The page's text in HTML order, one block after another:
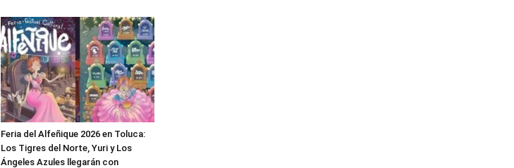
Feria del Alfeñique 2026 en Toluca:
Los Tigres del Norte, Yuri y Los
Ángeles Azules llegarán con